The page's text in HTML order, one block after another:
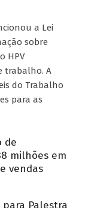
a Lei
sobre
HPV
trabalho. A
do Trabalho
para as
de
milhões em
vendas